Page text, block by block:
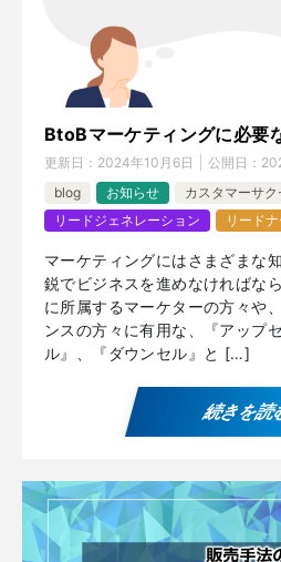
BtoBマーケティングに必要
更新日： 2024年10月6日 公開日：
blog
お知らせ カスタマーサク
リードジェネレーション
リード
マーケティングにはさまざまな
鋭でビジネスを進めなければな
に所属するマーケターの方々や
ンスの方々に有用な、『アップ
ル』、『ダウンセル』と […]
続きを読